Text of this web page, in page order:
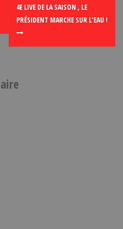
4E LIVE DE LA SAISON , LE
PRÉSIDENT MARCHE SUR L’EAU !